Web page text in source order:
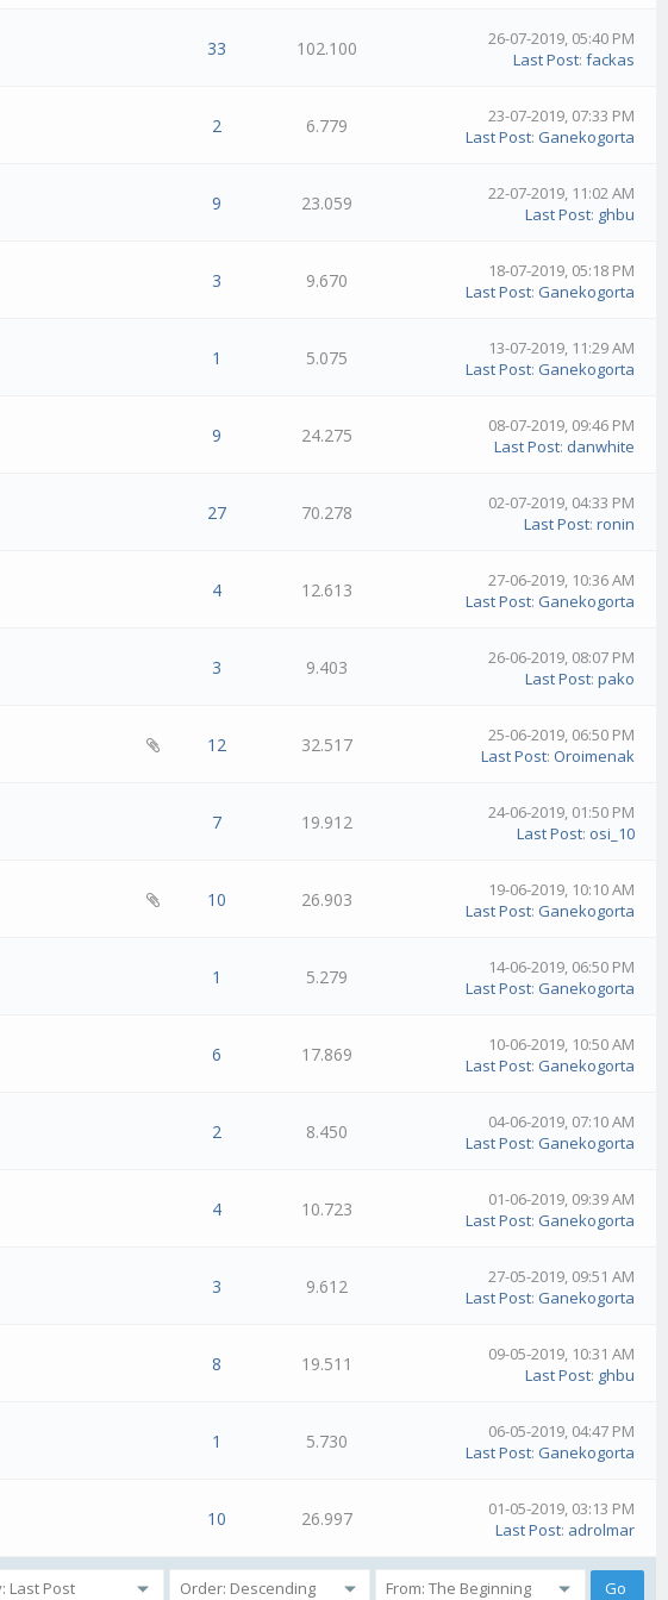
33 102.100
26-07-2019, 05:40 PM
Last Post:fackas
2 6.779
23-07-2019, 07:33 PM
Last Post: Ganekogorta
9 23.059
22-07-2019, 11:02 AM
Last Post: ghbu
3 9.670
18-07-2019, 05:18 PM
Last Post: Ganekogorta
1 5.075
13-07-2019, 11:29 AM
Last Post: Ganekogorta
9 24.275
08-07-2019, 09:46 PM
Last Post: danwhite
27 70.278
02-07-2019, 04:33 PM
Last Post:ronin
4 12.613
27-06-2019, 10:36 AM
Last Post: Ganekogorta
3 9.403
26-06-2019, 08:07 PM
Last Post:pako
12 32.517
25-06-2019, 06:50 PM
Last Post: Oroimenak
7 19.912
24-06-2019, 01:50 PM
Last Post: osi_10
10 26.903
19-06-2019, 10:10 AM
Last Post: Ganekogorta
1 5.279
14-06-2019, 06:50 PM
Last Post: Ganekogorta
6 17.869
10-06-2019, 10:50 AM
Last Post: Ganekogorta
2 8.450
04-06-2019, 07:10 AM
Last Post: Ganekogorta
4 10.723
01-06-2019, 09:39 AM
Last Post: Ganekogorta
3 9.612
27-05-2019, 09:51 AM
Last Post: Ganekogorta
8 19.511
09-05-2019, 10:31 AM
Last Post: ghbu
1 5.730
06-05-2019, 04:47 PM
Last Post: Ganekogorta
10 26.997
01-05-2019, 03:13 PM
Last Post: adrolmar